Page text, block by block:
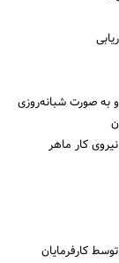
به صورت شبانه‌روزی
کار ماهر
کارفرمایان